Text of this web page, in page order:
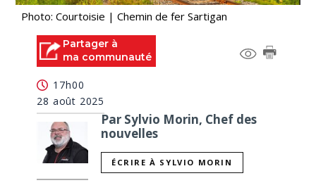
Photo: Courtoisie | Chemin de fer Sartigan
Partager à
ma communauté
17h00
28 août 2025
Par Sylvio Morin, Chef des
nouvelles
ÉCRIRE À SYLVIO MORIN